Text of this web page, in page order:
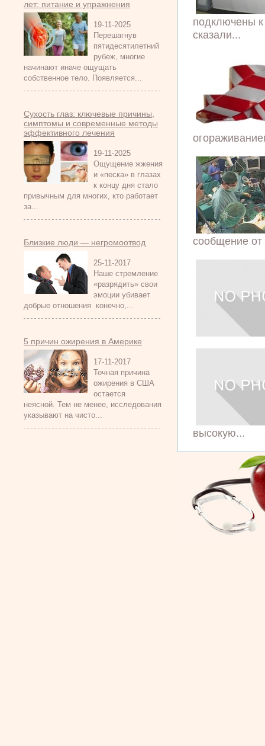
лет: питание и упражнения
19-11-2025
Перешагнув
пятидесятилетний
рубеж, многие
начинают иначе ощущать
собственное тело. Появляется...
Сухость глаз: ключевые причины,
симптомы и современные методы
эффективного лечения
19-11-2025
Ощущение жжения
и «песка» в глазах
к концу дня стало
привычным для многих, кто работает
за...
Близкие люди — негромоотвод
25-11-2017
Наше стремление
«разрядить» свои
эмоции убивает
добрые отношения конечно,...
5 причин ожирения в Америке
17-11-2017
Точная причина
ожирения в США
остается
неясной. Тем не менее, исследования
указывают на чисто...
подключены к
сказали...
сообщение от
высокую...